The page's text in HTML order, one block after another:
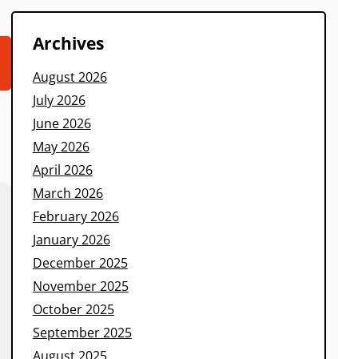
Archives
August 2026
July 2026
June 2026
May 2026
April 2026
March 2026
February 2026
January 2026
December 2025
November 2025
October 2025
September 2025